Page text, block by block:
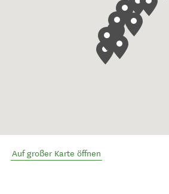
Auf großer Karte öffnen